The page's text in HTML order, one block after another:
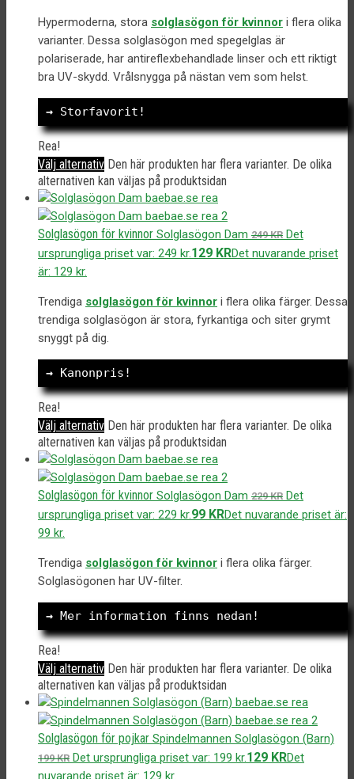
Hypermoderna, stora solglasögon för kvinnor i flera olika
varianter. Dessa solglasögon med spegelglas är
polariserade, har antireflexbehandlade linser och ett riktigt
bra UV-skydd. Vrålsnygga på nästan vem som helst.
→ Storfavorit!
Rea!
Välj alternativ Den här produkten har flera varianter. De olika
alternativen kan väljas på produktsidan
Solglasögon för kvinnor Solglasögon Dam 249KR Det
ursprungliga priset var: 249 kr.129 KRDet nuvarande priset
är: 129 kr.
Trendiga solglasögon för kvinnor i flera olika färger. Dessa
trendiga solglasögon är stora, fyrkantiga och siter grymt
snyggt på dig.
→ Kanonpris!
Rea!
Välj alternativ Den här produkten har flera varianter. De olika
alternativen kan väljas på produktsidan
Solglasögon för kvinnor Solglasögon Dam 229KR Det
ursprungliga priset var: 229 kr.99 KRDet nuvarande priset är:
99 kr.
Trendiga solglasögon för kvinnor i flera olika färger.
Solglasögonen har UV-filter.
→ Mer information finns nedan!
Rea!
Välj alternativ Den här produkten har flera varianter. De olika
alternativen kan väljas på produktsidan
Solglasögon för pojkar Spindelmannen Solglasögon (Barn)
199KR Det ursprungliga priset var: 199 kr.129 KRDet
nuvarande priset är: 129 kr.